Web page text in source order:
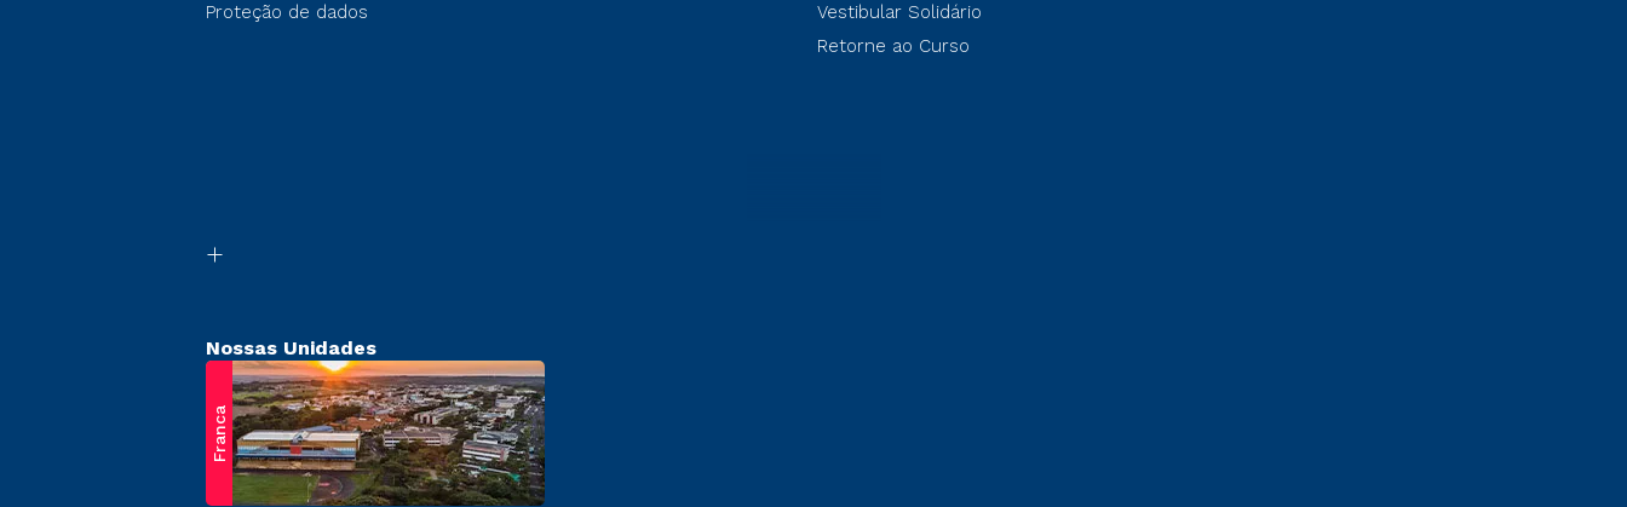
Proteção de dados
Vestibular Solidário
Retorne ao Curso
Nossas Unidades
Franca